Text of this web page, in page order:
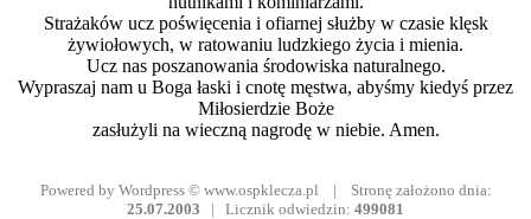
Strażaków ucz poświęcenia i ofiarnej służby w czasie klęsk
żywiołowych, w ratowaniu ludzkiego życia i mienia.
Ucz nas poszanowania środowiska naturalnego.
Wypraszaj nam u Boga łaski i cnotę męstwa, abyśmy kiedyś przez
Miłosierdzie Boże
zasłużyli na wieczną nagrodę w niebie. Amen.
Powered by Wordpress © www.ospklecza.pl | Stronę założono dnia:
25.07.2003 | Licznik odwiedzin: 499081